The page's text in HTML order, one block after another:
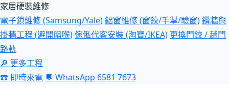
家居硬裝維修
電子鎖維修 (Samsung/Yale)鋁窗維修 (窗鉸/手掣/驗窗)鑽牆與
掛牆工程 (避開暗喉)傢俬代客安裝 (淘寶/IKEA) 更換門鉸 / 趟門
路軌
🔎 更多工程
☎ 即時來電 💬 WhatsApp 6581 7673